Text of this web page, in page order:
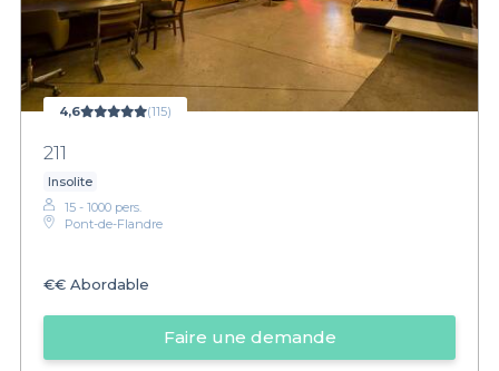
4,6 (115)
211
Insolite
15 - 1000 pers.
Pont-de-Flandre
€€ Abordable
Faire une demande